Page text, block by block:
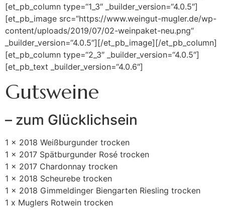
[et_pb_column type=“1_3″ _builder_version=“4.0.5″]
[et_pb_image src=“https://www.weingut-mugler.de/wp-
content/uploads/2019/07/02-weinpaket-neu.png“
_builder_version=“4.0.5″][/et_pb_image][/et_pb_column]
[et_pb_column type=“2_3″ _builder_version=“4.0.5″]
[et_pb_text _builder_version=“4.0.6″]
Gutsweine
– zum Glücklichsein
1 x 2018 Weißburgunder trocken
1 x 2017 Spätburgunder Rosé trocken
1 x 2017 Chardonnay trocken
1 x 2018 Scheurebe trocken
1 x 2018 Gimmeldinger Biengarten Riesling trocken
1 x Muglers Rotwein trocken